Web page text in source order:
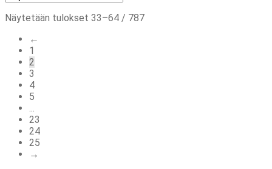
Näytetään tulokset 33–64 / 787Sorted
←
1
2
3
4
5
...
23
24
25
→